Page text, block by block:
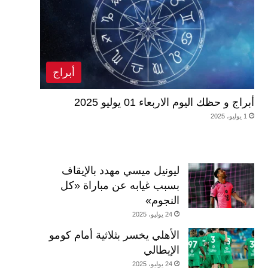
أبراج
أبراج و حظك اليوم الاربعاء 01 يوليو 2025
1 يوليو، 2025
ليونيل ميسي مهدد بالإيقاف
بسبب غيابه عن مباراة «كل
النجوم»
24 يوليو، 2025
الأهلي يخسر بثلاثية أمام كومو
الإيطالي
24 يوليو، 2025